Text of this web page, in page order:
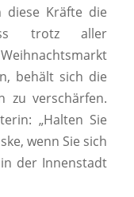
diese Kräfte die
trotz aller
behält sich die
zu verschärfen.
„Halten Sie
wenn Sie sich
der Innenstadt